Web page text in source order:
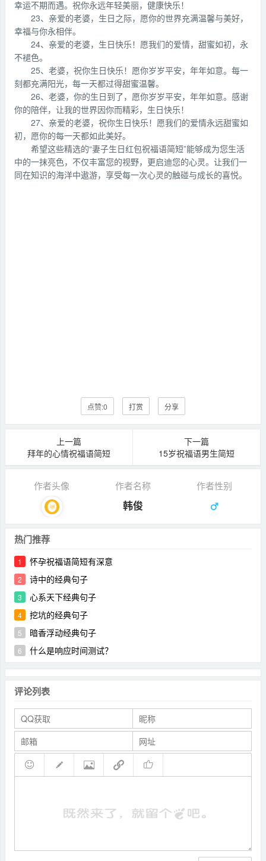
幸运不期而遇。祝你永远年轻美丽，健康快乐！
23、亲爱的老婆，生日之际，愿你的世界充满温馨与美好，
幸福与你永相伴。
24、亲爱的老婆，生日快乐！愿我们的爱情，甜蜜如初，永
不褪色。
25、老婆，祝你生日快乐！愿你岁岁平安，年年如意。每一
刻都充满阳光，每一天都过得甜蜜温馨。
26、老婆，你的生日到了，愿你岁岁平安，年年如意。感谢
你的陪伴，让我的世界因你而精彩，生日快乐！
27、亲爱的老婆，祝你生日快乐！愿我们的爱情永远甜蜜如
初，愿你的每一天都如此美好。
希望这些精选的“妻子生日红包祝福语简短”能够成为您生活
中的一抹亮色，不仅丰富您的视野，更启迪您的心灵。让我们一
同在知识的海洋中遨游，享受每一次心灵的触碰与成长的喜悦。
点赞:0 打赏 分享
上一篇
拜年的心情祝福语简短
下一篇
15岁祝福语男生简短
作者头像 作者名称 作者性别
韩俊
热门推荐
1 怀孕祝福语简短有深意
2 诗中的经典句子
3 心系天下经典句子
4 挖坑的经典句子
5 暗香浮动经典句子
6 什么是响应时间测试？
评论列表